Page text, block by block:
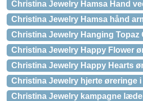
Christina Jewelry Hamsa Hand
Christina Jewelry Hamsa hånd
Christina Jewelry Hanging
Christina Jewelry Happy Flower
Christina Jewelry Happy Hearts
Christina Jewelry hjerte øreringe
Christina Jewelry kampagne